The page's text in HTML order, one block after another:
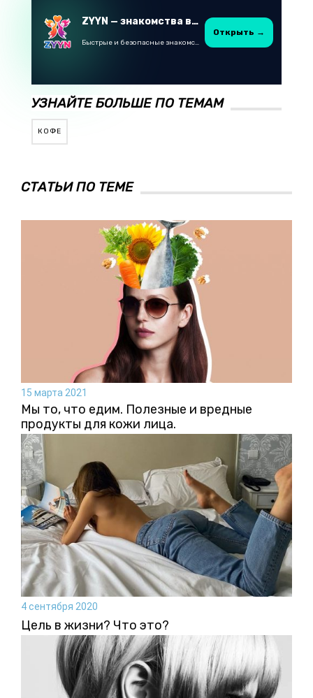
ZYYN — знакомства в Казахстане
Быстрые и безопасные знакомства в Telegram
Открыть →
УЗНАЙТЕ БОЛЬШЕ ПО ТЕМАМ
КОФЕ
СТАТЬИ ПО ТЕМЕ
15 марта 2021
Мы то, что едим. Полезные и вредные
продукты для кожи лица.
4 сентября 2020
Цель в жизни? Что это?